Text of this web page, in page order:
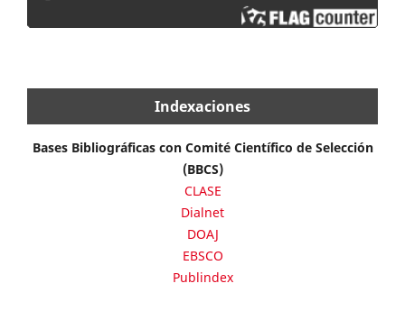
Indexaciones
Bases Bibliográficas con Comité Científico de Selección
(BBCS)
CLASE
Dialnet
DOAJ
EBSCO
Publindex